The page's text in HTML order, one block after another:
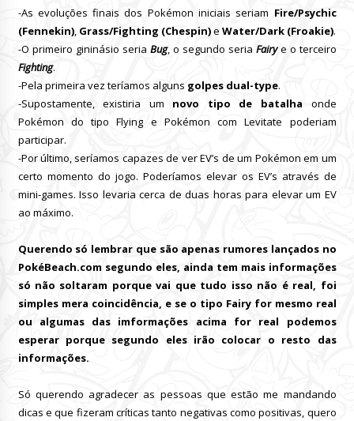
-As evoluções finais dos Pokémon iniciais seriam Fire/Psychic
(Fennekin), Grass/Fighting (Chespin)e Water/Dark (Froakie).
-O primeiro gininásio seria Bug, o segundo seria Fairye o terceiro
Fighting.
-Pela primeira vez teríamos alguns golpes dual-type.
-Supostamente, existiria um novo tipo de batalha onde
Pokémon do tipo Flying e Pokémon com Levitate poderiam
participar.
-Por último, seríamos capazes de ver EV’s de um Pokémon em um
certo momento do jogo. Poderíamos elevar os EV’s através de
mini-games. Isso levaria cerca de duas horas para elevar um EV
ao máximo.
Querendo só lembrar que são apenas rumores lançados no
PokéBeach.com segundo eles, ainda tem mais informações
só não soltaram porque vai que tudo isso não é real, foi
simples mera coincidência, e se o tipo Fairy for mesmo real
ou algumas das imformações acima for real podemos
esperar porque segundo eles irão colocar o resto das
informações.
Só querendo agradecer as pessoas que estão me mandando
dicas e que fizeram críticas tanto negativas como positivas, quero